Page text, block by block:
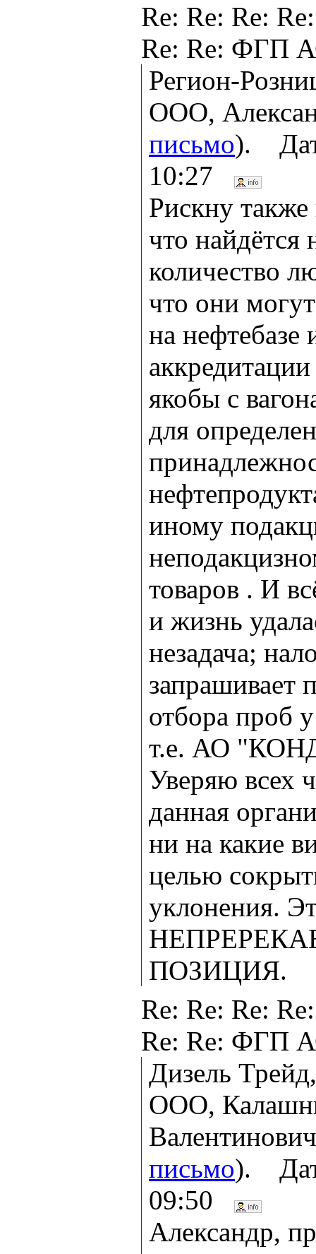
Re: Re: Re:
Re: Re: ФГП
Регион-
ООО,
письмо).
10:27
Рискну
что найдётся
количество
что они
на нефтебазе
якобы с
для
иному
товаров . И
и жизнь
незадача;
запрашивает
отбора проб
т.е. АО
Уверяю всех
данная
ни на какие
целью
уклонения.
ПОЗИЦИЯ.
Re: Re: Re:
Re: Re: ФГП
Дизель Трейд,
ООО,
письмо).
09:50
Александр,